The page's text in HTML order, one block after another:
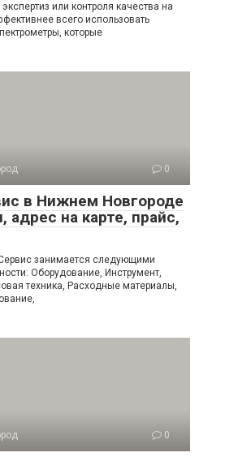
или контроля качества на
всего использовать
которые
0
в Нижнем Новгороде
адрес на карте, прайс,
занимается следующими
Оборудование, Инструмент,
техника, Расходные материалы,
0